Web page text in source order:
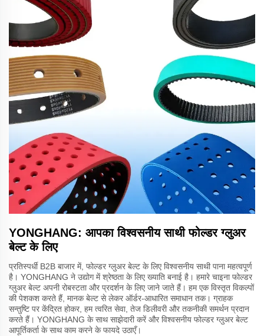
YONGHANG: आपका विश्वसनीय साथी फोल्डर ग्लुअर
बेल्ट के लिए
प्रतिस्पर्धी B2B बाजार में, फोल्डर ग्लुअर बेल्ट के लिए विश्वसनीय साथी पाना महत्वपूर्ण
है। YONGHANG ने उद्योग में श्रेष्ठता के लिए ख्याति बनाई है। हमारे चाइना फोल्डर
ग्लुअर बेल्ट अपनी रोबस्टता और प्रदर्शन के लिए जाने जाते हैं। हम एक विस्तृत विकल्पों
की पेशकश करते हैं, मानक बेल्ट से लेकर ऑर्डर-आधारित समाधान तक। ग्राहक
सन्तुष्टि पर केंद्रित होकर, हम त्वरित सेवा, तेज डिलीवरी और तकनीकी समर्थन प्रदान
करते हैं। YONGHANG के साथ साझेदारी करें और विश्वसनीय फोल्डर ग्लुअर बेल्ट
आपूर्तिकर्ता के साथ काम करने के फायदे उठाएँ।